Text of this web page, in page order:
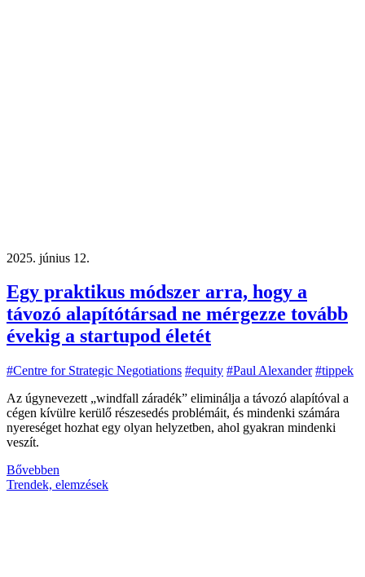
2025. június 12.
Egy praktikus módszer arra, hogy a
távozó alapítótársad ne mérgezze tovább
évekig a startupod életét
#Centre for Strategic Negotiations #equity #Paul Alexander #tippek
Az úgynevezett „windfall záradék” eliminálja a távozó alapítóval a
cégen kívülre kerülő részesedés problémáit, és mindenki számára
nyereséget hozhat egy olyan helyzetben, ahol gyakran mindenki
veszít.
Bővebben
Trendek, elemzések